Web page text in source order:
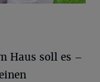
Haus soll es –